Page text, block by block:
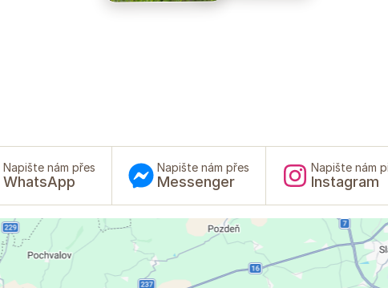
Napište nám přes
WhatsApp
Napište nám přes
Messenger
Napište nám
Instagram